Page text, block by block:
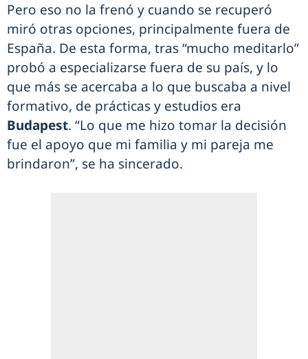
Pero eso no la frenó y cuando se recuperó
miró otras opciones, principalmente fuera de
España. De esta forma, tras “mucho meditarlo”
probó a especializarse fuera de su país, y lo
que más se acercaba a lo que buscaba a nivel
formativo, de prácticas y estudios era
Budapest. “Lo que me hizo tomar la decisión
fue el apoyo que mi familia y mi pareja me
brindaron”, se ha sincerado.